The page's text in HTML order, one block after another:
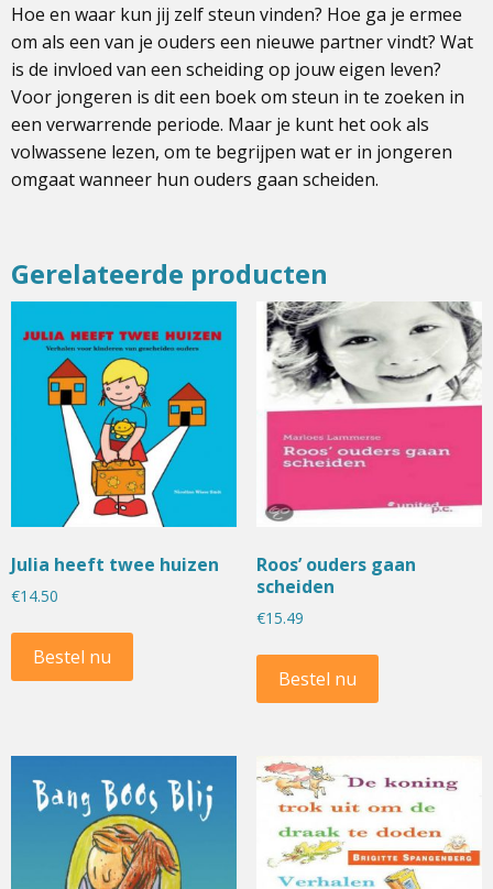
Hoe en waar kun jij zelf steun vinden? Hoe ga je ermee
om als een van je ouders een nieuwe partner vindt? Wat
is de invloed van een scheiding op jouw eigen leven?
Voor jongeren is dit een boek om steun in te zoeken in
een verwarrende periode. Maar je kunt het ook als
volwassene lezen, om te begrijpen wat er in jongeren
omgaat wanneer hun ouders gaan scheiden.
Gerelateerde producten
Julia heeft twee huizen
€14.50
Bestel nu
Roos’ ouders gaan
scheiden
€15.49
Bestel nu